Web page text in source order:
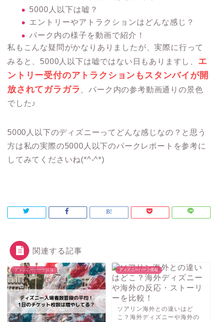
5000人以下は嘘？
エントリーやアトラクションはどんな感じ？
パーク内の様子を動画で紹介！
私もこんな疑問がかなりありましたが、実際に行って
みると、5000人以下は嘘ではない日もありますし、 エ
ントリー受付のアトラクションもスタンバイが開
放されてガラガラ
、パーク内の参考動画通りの景色
でした♪
5000人以下のディズニーってどんな感じなの？と思う
方は私の実際の5000人以下のパークレポートを参考に
してみてくださいね(*^-^*)
関連する記事
ディズニーパーク情報 ディズニーパーク情報
ソアリン海外との違いはど
こ？海外ディズニーや海外の